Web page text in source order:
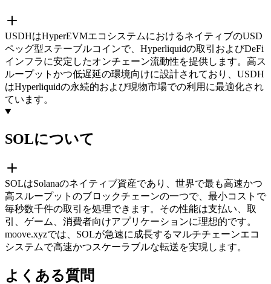
USDHはHyperEVMエコシステムにおけるネイティブのUSD
ペッグ型ステーブルコインで、Hyperliquidの取引およびDeFi
インフラに安定したオンチェーン流動性を提供します。高ス
ループットかつ低遅延の環境向けに設計されており、USDH
はHyperliquidの永続的および現物市場での利用に最適化され
ています。
SOLについて
SOLはSolanaのネイティブ資産であり、世界で最も高速かつ
高スループットのブロックチェーンの一つで、最小コストで
毎秒数千件の取引を処理できます。その性能は支払い、取
引、ゲーム、消費者向けアプリケーションに理想的です。
moove.xyzでは、SOLが急速に成長するマルチチェーンエコ
システムで高速かつスケーラブルな転送を実現します。
よくある質問